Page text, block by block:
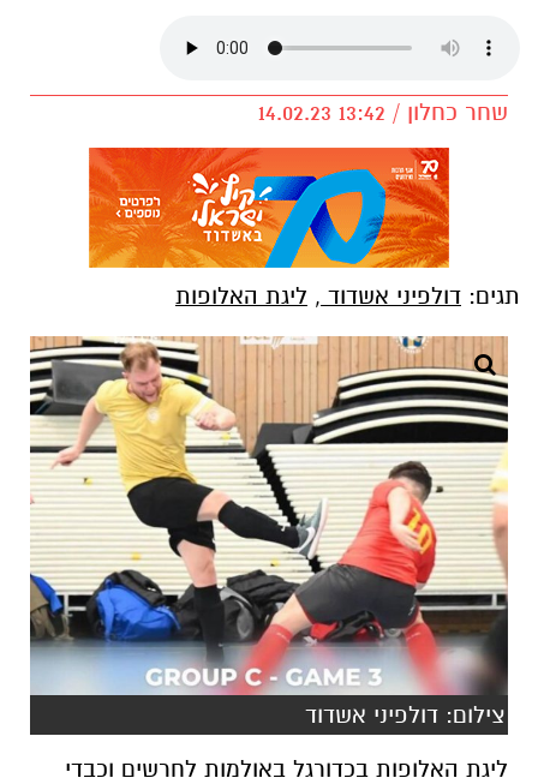
שחר כחלון / 13:42 14.02.23
תגים: דולפיני אשדוד , ליגת האלופות
צילום: דולפיני אשדוד
ליגת האלופות בכדורגל באולמות לחרשים וכבדי